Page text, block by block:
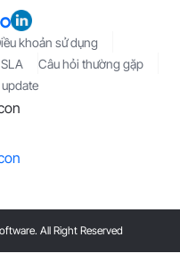
khoản sử dụng
Câu hỏi thường gặp
All Right Reserved